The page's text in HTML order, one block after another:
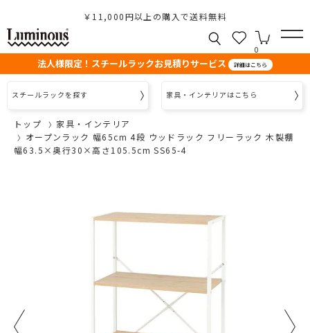
￥11,000円以上の購入で送料無料
0
法人様限定！スチールラックお見積りサービス 詳細はこちら
スチールラックを探す 家具・インテリアはこちら
トップ
家具・インテリア
オープンラック 幅65cm 4段 ウッドラック フリーラック 木製棚
幅63.5×奥行30×高さ105.5cm SS65-4